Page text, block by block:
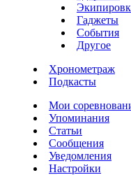
Гаджеты
События
Другое
Хронометраж
Подкасты
Мои
Упоминания
Статьи
Сообщения
Уведомления
Настройки